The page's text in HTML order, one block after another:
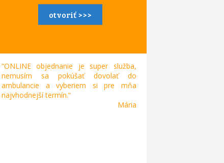
otvoriť >>>
“ONLINE objednanie je super služba,
nemusím sa pokúšať dovolať do
ambulancie a vyberiem si pre mňa
najvhodnejší termín.“
Mária